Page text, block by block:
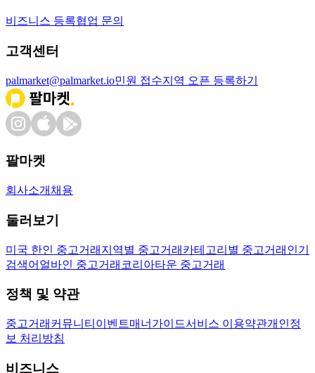
비즈니스 등록협업 문의
고객센터
palmarket@palmarket.io민원 접수지역 오픈 등록하기
팔마켓
회사소개 채용
둘러보기
미국 한인 중고거래 지역별 중고거래 카테고리별 중고거래 인기
검색어 얼바인 중고거래 코리아타운 중고거래
정책 및 약관
중고거래 커뮤니티 이벤트매너가이드서비스 이용약관개인정
보 처리방침
비즈니스